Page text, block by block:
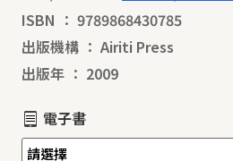
ISBN ： 9789868430785
出版機構 ： Airiti Press
出版年 ： 2009
電子書